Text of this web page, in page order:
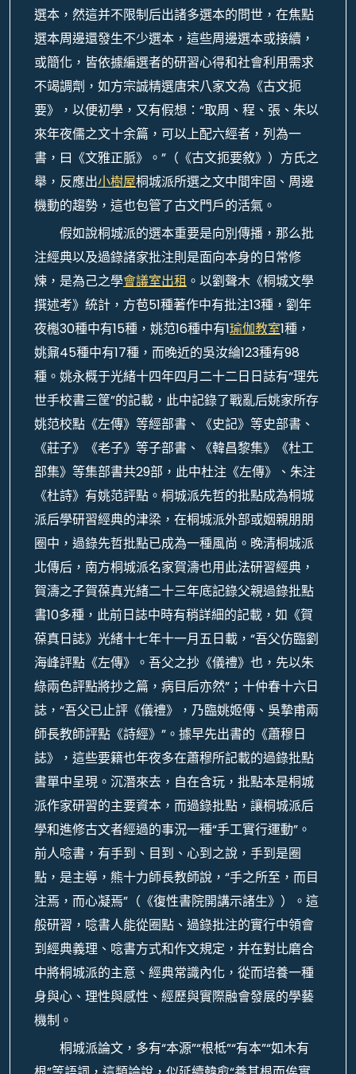
選本，然這并不限制后出諸多選本的問世，在焦點
選本周邊還發生不少選本，這些周邊選本或接續，
或簡化，皆依據編選者的研習心得和社會利用需求
不竭調劑，如方宗誠精選唐宋八家文為《古文扼
要》，以便初學，又有假想：“取周、程、張、朱以
來年夜儒之文十余篇，可以上配六經者，列為一
書，曰《文雅正脈》。”（《古文扼要敘》）方氏之
舉，反應出小樹屋桐城派所選之文中間牢固、周邊
機動的趨勢，這也包管了古文門戶的活氣。
假如說桐城派的選本重要是向別傳播，那么批
注經典以及過錄諸家批注則是面向本身的日常修
煉，是為己之學會議室出租 。以劉聲木《桐城文學
撰述考》統計，方苞51種著作中有批注13種，劉年
夜櫆30種中有15種，姚范16種中有1瑜伽教室1種，
姚鼐45種中有17種，而晚近的吳汝綸123種有98
種。姚永概于光緒十四年四月二十二日日誌有“理先
世手校書三筐”的記載，此中記錄了戰亂后姚家所存
姚范校點《左傳》等經部書、《史記》等史部書、
《莊子》《老子》等子部書、《韓昌黎集》《杜工
部集》等集部書共29部，此中杜注《左傳》、朱注
《杜詩》有姚范評點。桐城派先哲的批點成為桐城
派后學研習經典的津梁，在桐城派外部或姻親朋朋
圈中，過錄先哲批點已成為一種風尚。晚清桐城派
北傳后，南方桐城派名家賀濤也用此法研習經典，
賀濤之子賀葆真光緒二十三年底記錄父親過錄批點
書10多種，此前日誌中時有稍詳細的記載，如《賀
葆真日誌》光緒十七年十一月五日載，“吾父仿臨劉
海峰評點《左傳》。吾父之抄《儀禮》也，先以朱
綠兩色評點將抄之篇，病目后亦然”；十仲春十六日
誌，“吾父已止評《儀禮》，乃臨姚姬傳、吳摯甫兩
師長教師評點《詩經》”。據早先出書的《蕭穆日
誌》，這些要籍也年夜多在蕭穆所記載的過錄批點
書單中呈現。沉潛來去，自在含玩，批點本是桐城
派作家研習的主要資本，而過錄批點，讓桐城派后
學和進修古文者經過的事況一種“手工實行運動”。
前人唸書，有手到、目到、心到之說，手到是圈
點，是主導，熊十力師長教師說，“手之所至，而目
注焉，而心凝焉”（《復性書院開講示諸生》）。這
般研習，唸書人能從圈點、過錄批注的實行中領會
到經典義理、唸書方式和作文規定，并在對比磨合
中將桐城派的主意、經典常識內化，從而培養一種
身與心、理性與感性、經歷與實際融會發展的學藝
機制。
桐城派論文，多有“本源”“根柢”“有本”“如木有